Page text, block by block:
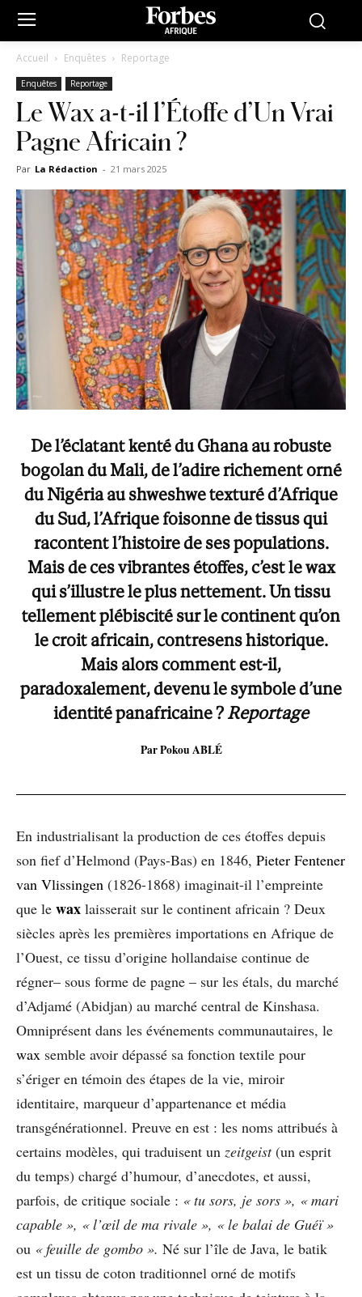
Accueil Enquêtes Reportage
Enquêtes Reportage
Le Wax a-t-il l’Étoffe d’Un Vrai
Pagne Africain ?
Par La Rédaction - 21 mars 2025
De l’éclatant kenté du Ghana au robuste
bogolan du Mali, de l’adire richement orné
du Nigéria au shweshwe texturé d’Afrique
du Sud, l’Afrique foisonne de tissus qui
racontent l’histoire de ses populations.
Mais de ces vibrantes étoffes, c’est le wax
qui s’illustre le plus nettement. Un tissu
tellement plébiscité sur le continent qu’on
le croit africain, contresens historique.
Mais alors comment est-il,
paradoxalement, devenu le symbole d’une
identité panafricaine ? Reportage
Par Pokou ABLÉ
En industrialisant la production de ces étoffes depuis
son fief d’Helmond (Pays-Bas) en 1846, Pieter Fentener
van Vlissingen (1826-1868) imaginait-il l’empreinte
que le wax laisserait sur le continent africain ? Deux
siècles après les premières importations en Afrique de
l’Ouest, ce tissu d’origine hollandaise continue de
régner– sous forme de pagne – sur les étals, du marché
d’Adjamé (Abidjan) au marché central de Kinshasa.
Omniprésent dans les événements communautaires, le
wax semble avoir dépassé sa fonction textile pour
s’ériger en témoin des étapes de la vie, miroir
identitaire, marqueur d’appartenance et média
transgénérationnel. Preuve en est : les noms attribués à
certains modèles, qui traduisent un zeitgeist(un esprit
du temps) chargé d’humour, d’anecdotes, et aussi,
parfois, de critique sociale : « tu sors, je sors », « mari
capable », « l’œil de ma rivale », « le balai de Guéï »
ou « feuille de gombo ». Né sur l’île de Java, le batik
est un tissu de coton traditionnel orné de motifs